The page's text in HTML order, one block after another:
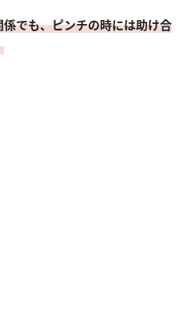
でも、ピンチの時には助け合